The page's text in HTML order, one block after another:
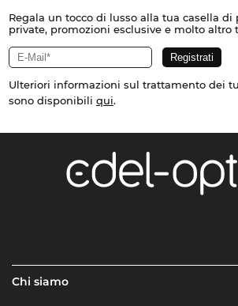
Regala un tocco di lusso alla tua casella di
private, promozioni esclusive e molto altro
Ulteriori informazioni sul trattamento dei
sono disponibili qui.
Chi siamo